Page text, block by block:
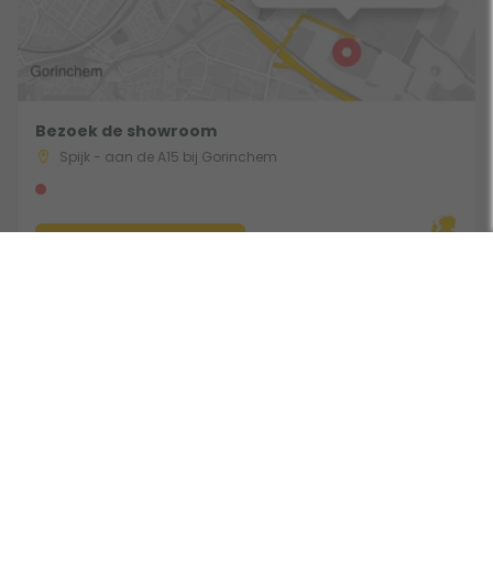
Bezoek de showroom
Spijk - aan de A15 bij Gorinchem